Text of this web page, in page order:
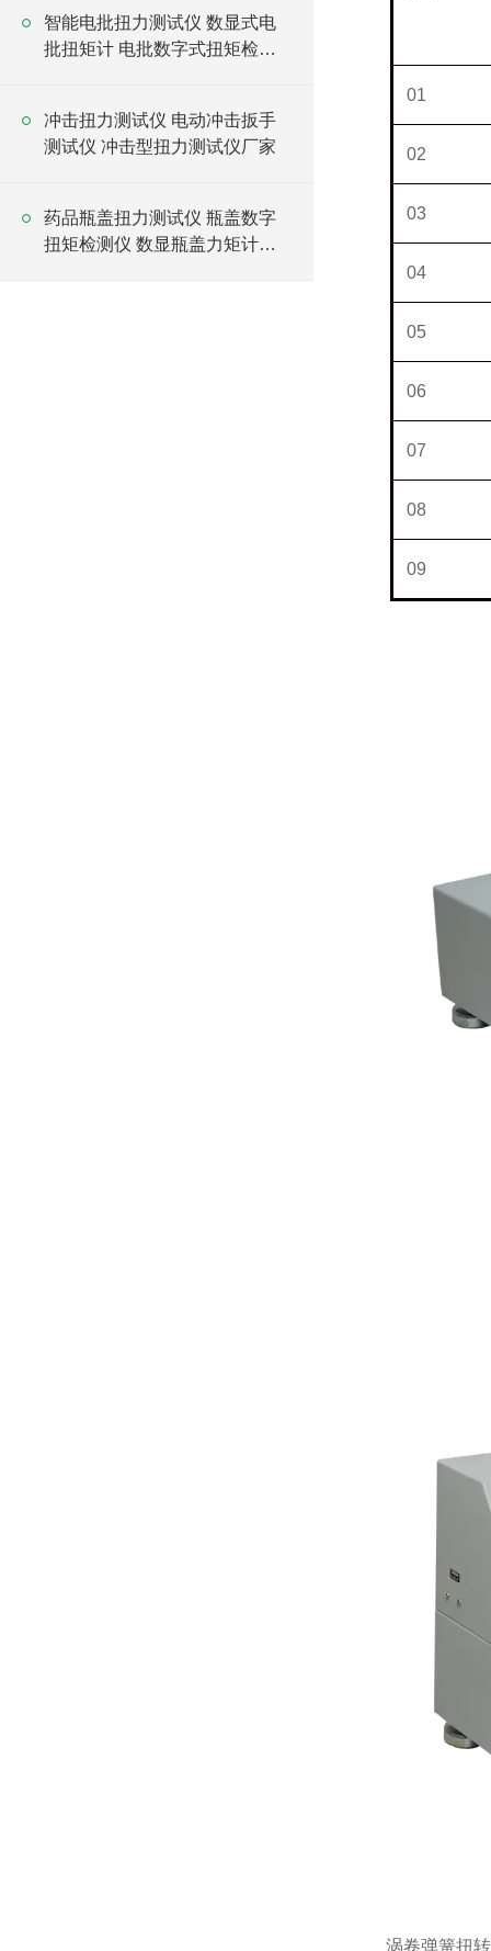
智能电批扭力测试仪 数显式电
批扭矩计 电批数字式扭矩检测
冲击扭力测试仪 电动冲击扳手
测试仪 冲击型扭力测试仪厂家
药品瓶盖扭力测试仪 瓶盖数字
扭矩检测仪 数显瓶盖力矩计厂
01
02
03
04
05
06
07
08
09
涡卷弹簧扭